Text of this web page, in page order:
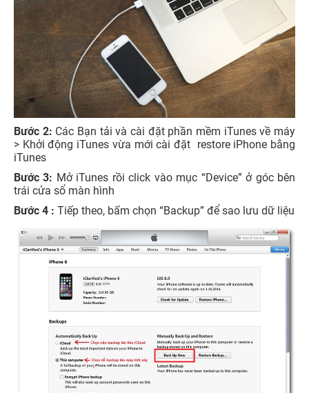
Bước 2: Các Bạn tải và cài đặt phần mềm iTunes về máy
> Khởi động iTunes vừa mới cài đặt restore iPhone bằng
iTunes
Bước 3: Mở iTunes rồi click vào mục “Device” ở góc bên
trái cửa sổ màn hình
Bước 4 : Tiếp theo, bấm chọn “Backup” để sao lưu dữ liệu